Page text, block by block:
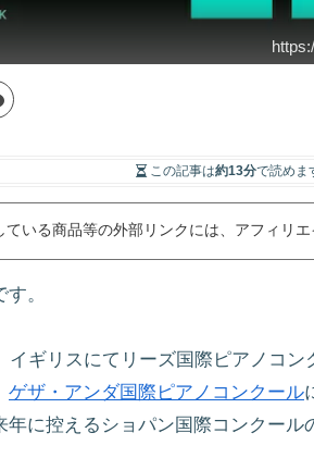
この記事は約13分で読めま
ている商品等の外部リンクには、アフィリ
。
イギリスにてリーズ国際ピアノコン
ゲザ・アンダ国際ピアノコンクール
年に控えるショパン国際コンクー